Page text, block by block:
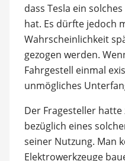
dass Tesla ein
hat. Es dürfte jedoch
Wahrscheinlichkeit
gezogen werden.
Fahrgestell einmal
unmögliches
Der Fragesteller
bezüglich eines
seiner Nutzung. Man
Elektrowerkzeuge